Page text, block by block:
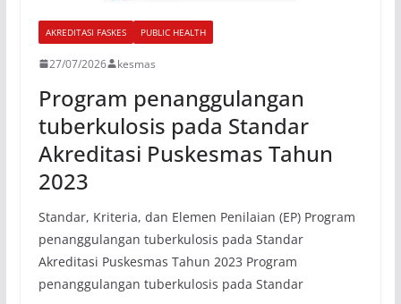
AKREDITASI FASKES PUBLIC HEALTH
27/07/2026 kesmas
Program penanggulangan
tuberkulosis pada Standar
Akreditasi Puskesmas Tahun
2023
Standar, Kriteria, dan Elemen Penilaian (EP) Program
penanggulangan tuberkulosis pada Standar
Akreditasi Puskesmas Tahun 2023 Program
penanggulangan tuberkulosis pada Standar